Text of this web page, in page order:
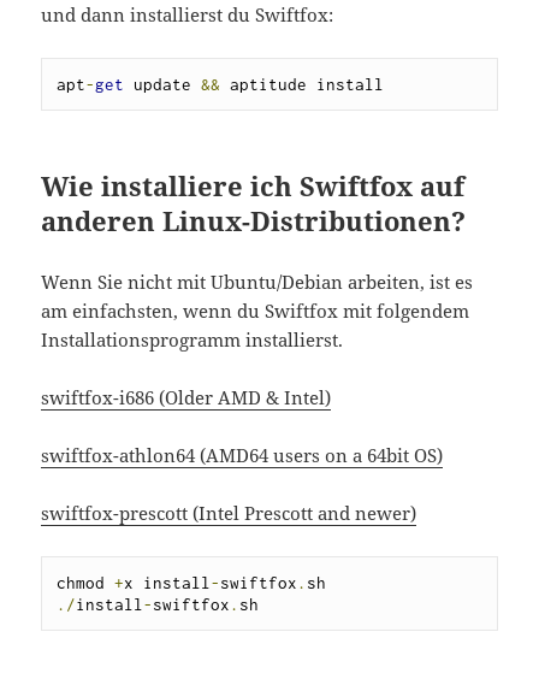
und dann installierst du Swiftfox:
apt-get update && aptitude install
Wie installiere ich Swiftfox auf
anderen Linux-Distributionen?
Wenn Sie nicht mit Ubuntu/Debian arbeiten, ist es
am einfachsten, wenn du Swiftfox mit folgendem
Installationsprogramm installierst.
swiftfox-i686 (Older AMD & Intel)
swiftfox-athlon64 (AMD64 users on a 64bit OS)
swiftfox-prescott (Intel Prescott and newer)
chmod +x install -swiftfox .
./install -swiftfox . sh